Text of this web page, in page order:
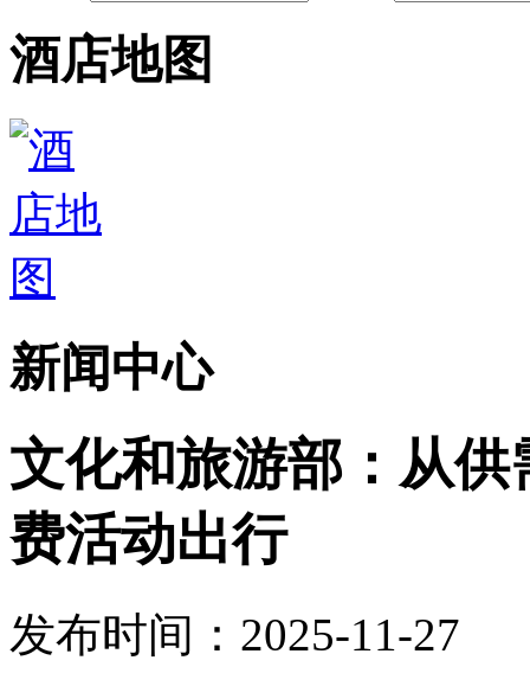
酒店地图
新闻中心
文化和旅游部：从
费活动出行
发布时间：2025-11-27